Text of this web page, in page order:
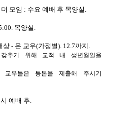
모임 : 수요 예배 후 목양실 .
목양실 .
상- 온 교우(가정별). 12.7까지 .
추기 위해 교적 내 생년월일을
우들은 등본을 제출해 주시기
시 예배 후.